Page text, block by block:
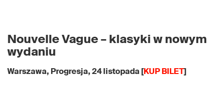
Nouvelle Vague – klasyki w nowym
wydaniu
Warszawa, Progresja, 24 listopada [KUP BILET]